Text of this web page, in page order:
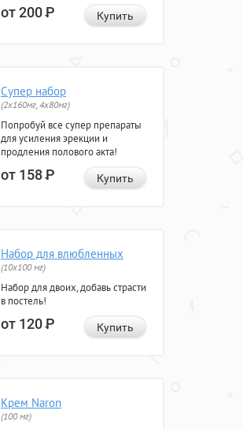
от 200Р Купить
Супер набор
(2х160мг, 4х80мг)
Попробуй все супер препараты
для усиления эрекции и
продления полового акта!
от 158Р Купить
Набор для влюбленных
(10х100 мг)
Набор для двоих, добавь страсти
в постель!
от 120Р Купить
Крем Naron
(100 мг)